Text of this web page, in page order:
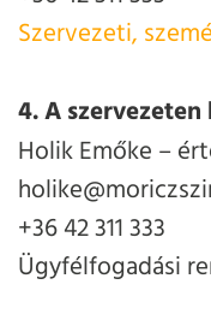
Szervezeti,
4. A
Holik Emőke –
+36 42 311 333
Ügyfélfogadási